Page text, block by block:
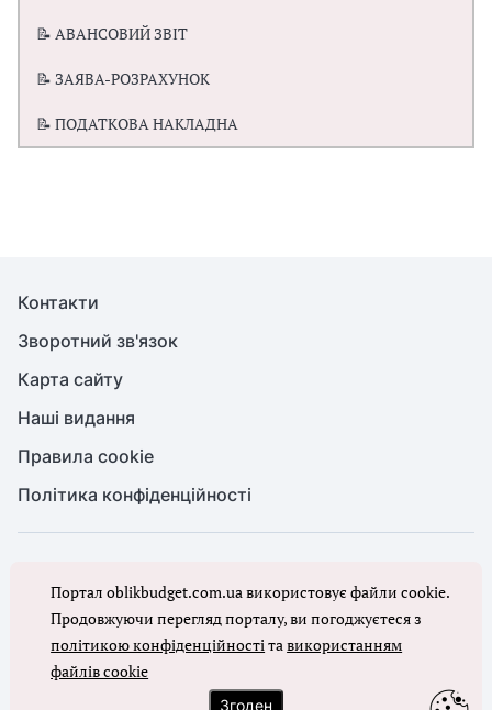
📝 АВАНСОВИЙ ЗВІТ
📝 ЗАЯВА-РОЗРАХУНОК
📝 ПОДАТКОВА НАКЛАДНА
Контакти
Зворотний зв'язок
Карта сайту
Наші видання
Правила cookie
Політика конфіденційності
Повне або часткове копіювання будь-яких матеріалів порталу,
цитування, публікація їх анотованих оглядів допускаються лише з
письмового дозволу редакції порталу
Ми в соцмережах
Портал oblikbudget.com.ua використовує файли cookie.
Продовжуючи перегляд порталу, ви погоджуєтеся з
політикою конфіденційностітавикористанням
файлів cookie
Згоден